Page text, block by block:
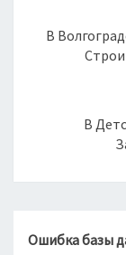
записям
В
В
Ошибка базы